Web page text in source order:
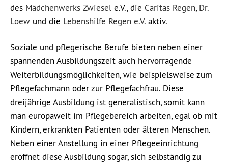
des Mädchenwerks Zwiesel e.V., die Caritas Regen, Dr.
Loew und die Lebenshilfe Regen e.V. aktiv.
Soziale und pflegerische Berufe bieten neben einer
spannenden Ausbildungszeit auch hervorragende
Weiterbildungsmöglichkeiten, wie beispielsweise zum
Pflegefachmann oder zur Pflegefachfrau. Diese
dreijährige Ausbildung ist generalistisch, somit kann
man europaweit im Pflegebereich arbeiten, egal ob mit
Kindern, erkrankten Patienten oder älteren Menschen.
Neben einer Anstellung in einer Pflegeeinrichtung
eröffnet diese Ausbildung sogar, sich selbständig zu